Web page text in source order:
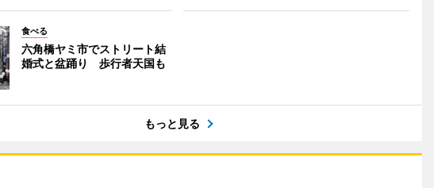
食べる
六角橋ヤミ市でストリート結
婚式と盆踊り 歩行者天国も
もっと見る